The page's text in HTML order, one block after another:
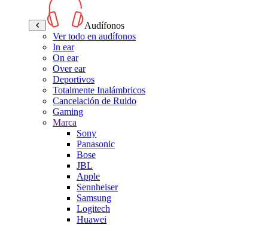
Audífonos
Ver todo en audífonos
In ear
On ear
Over ear
Deportivos
Totalmente Inalámbricos
Cancelación de Ruido
Gaming
Marca
Sony
Panasonic
Bose
JBL
Apple
Sennheiser
Samsung
Logitech
Huawei